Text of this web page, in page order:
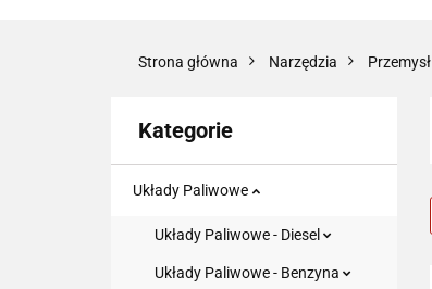
Strona główna Narzędzia Przemysł
Kategorie
Układy Paliwowe
Układy Paliwowe - Diesel
Układy Paliwowe - Benzyna